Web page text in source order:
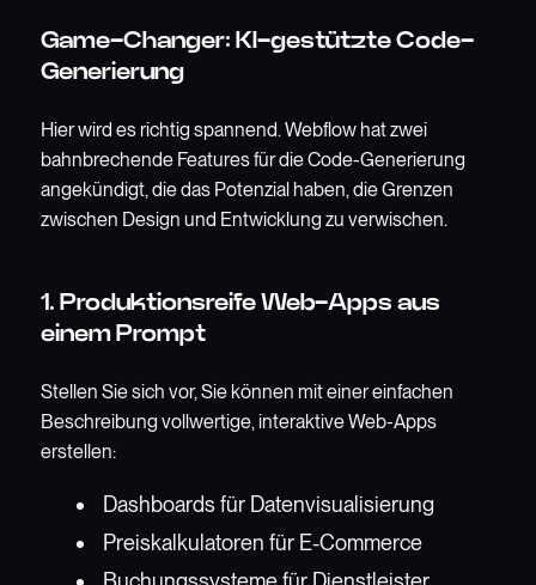
Game-Changer: KI-gestützte Code-
Generierung
Hier wird es richtig spannend. Webflow hat zwei
bahnbrechende Features für die Code-Generierung
angekündigt, die das Potenzial haben, die Grenzen
zwischen Design und Entwicklung zu verwischen.
1. Produktionsreife Web-Apps aus
einem Prompt
Stellen Sie sich vor, Sie können mit einer einfachen
Beschreibung vollwertige, interaktive Web-Apps
erstellen:
Dashboards für Datenvisualisierung
Preiskalkulatoren für E-Commerce